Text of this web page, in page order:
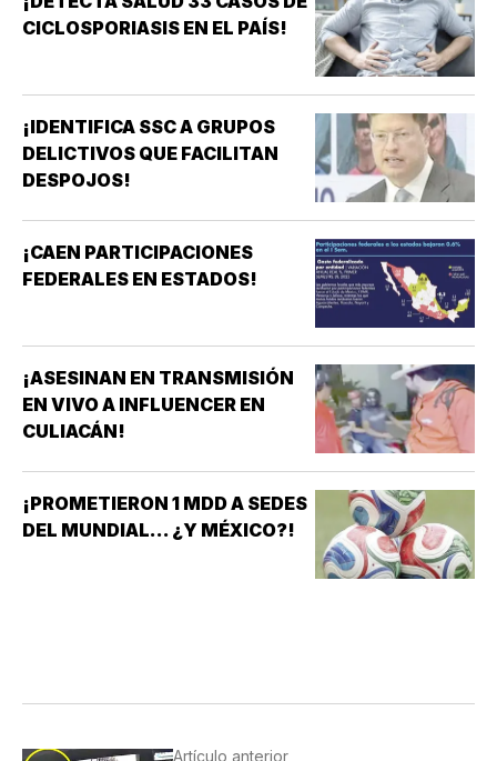
CICLOSPORIASIS EN EL PAÍS!
¡IDENTIFICA SSC A GRUPOS
DELICTIVOS QUE FACILITAN
DESPOJOS!
¡CAEN PARTICIPACIONES
FEDERALES EN ESTADOS!
¡ASESINAN EN TRANSMISIÓN
EN VIVO A INFLUENCER EN
CULIACÁN!
¡PROMETIERON 1 MDD A SEDES
DEL MUNDIAL... ¿Y MÉXICO?!
Artículo anterior